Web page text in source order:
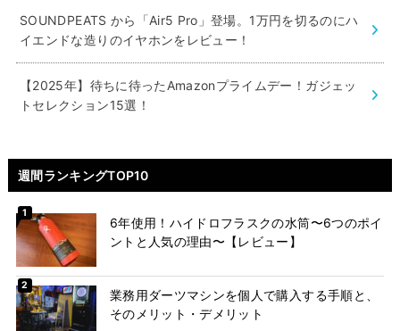
SOUNDPEATS から「Air5 Pro」登場。1万円を切るのにハ
イエンドな造りのイヤホンをレビュー！
【2025年】待ちに待ったAmazonプライムデー！ガジェッ
トセレクション15選！
週間ランキングTOP10
6年使用！ハイドロフラスクの水筒〜6つのポイ
ントと人気の理由〜【レビュー】
業務用ダーツマシンを個人で購入する手順と、
そのメリット・デメリット